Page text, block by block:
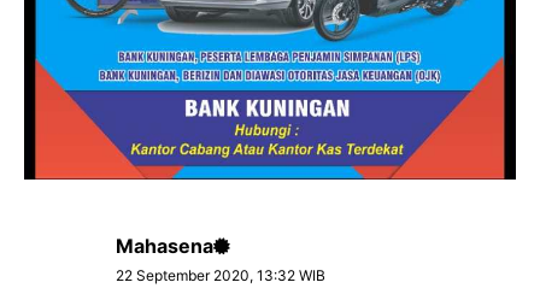
Mahasena
22 September 2020, 13:32 WIB